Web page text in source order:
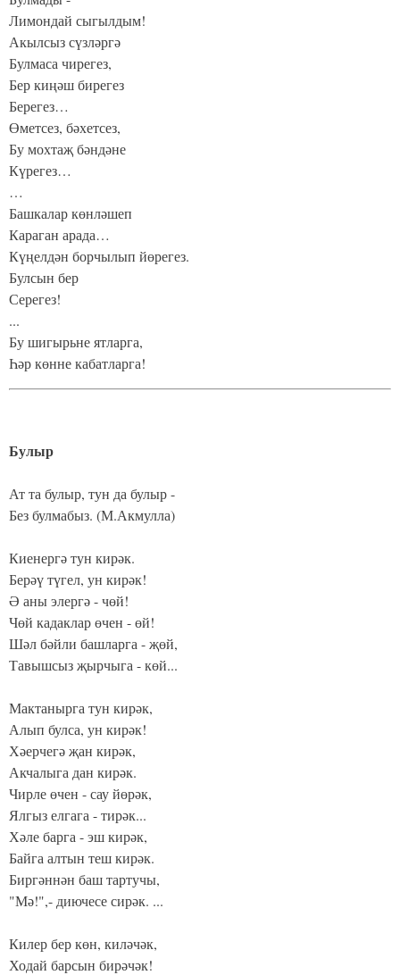
Лимондай сыгылдым!
Акылсыз сүзләргә
Булмаса чирегез,
Бер киңәш бирегез
Берегез…
Өметсез, бәхетсез,
Бу мохтаҗ бәндәне
Күрегез…
…
Башкалар көнләшеп
Караган арада…
Күңелдән борчылып йөрегез.
Булсын бер
Серегез!
...
Бу шигырьне ятларга,
Һәр көнне кабатларга!
Булыр
Ат та булыр, тун да булыр -
Без булмабыз. (М.Акмулла)
Киенергә тун кирәк.
Берәү түгел, ун кирәк!
Ә аны элергә - чөй!
Чөй кадаклар өчен - өй!
Шәл бәйли башларга - җөй,
Тавышсыз җырчыга - көй...
Мактанырга тун кирәк,
Алып булса, ун кирәк!
Хәерчегә җан кирәк,
Акчалыга дан кирәк.
Чирле өчен - сау йөрәк,
Ялгыз елгага - тирәк...
Хәле барга - эш кирәк,
Байга алтын теш кирәк.
Биргәннән баш тартучы,
"Мә!",- диючесе сирәк. ...
Килер бер көн, киләчәк,
Ходай барсын бирәчәк!